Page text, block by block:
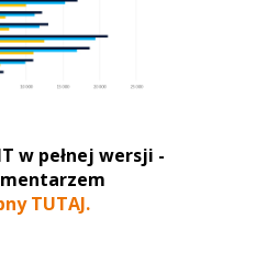
w pełnej wersji -
TUTAJ.